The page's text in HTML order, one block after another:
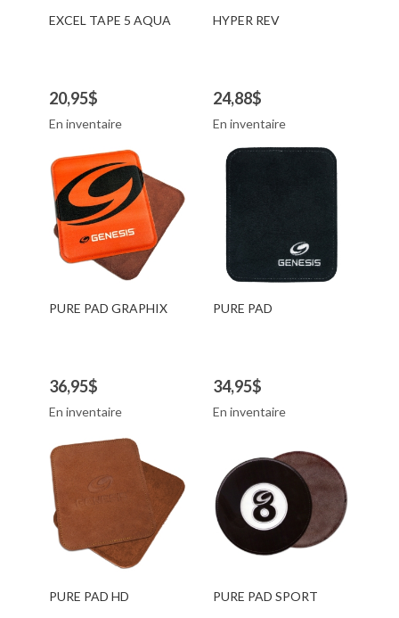
EXCEL TAPE 5 AQUA
20,95$
En inventaire
HYPER REV
24,88$
En inventaire
PURE PAD GRAPHIX
36,95$
En inventaire
PURE PAD
34,95$
En inventaire
PURE PAD HD PURE PAD SPORT